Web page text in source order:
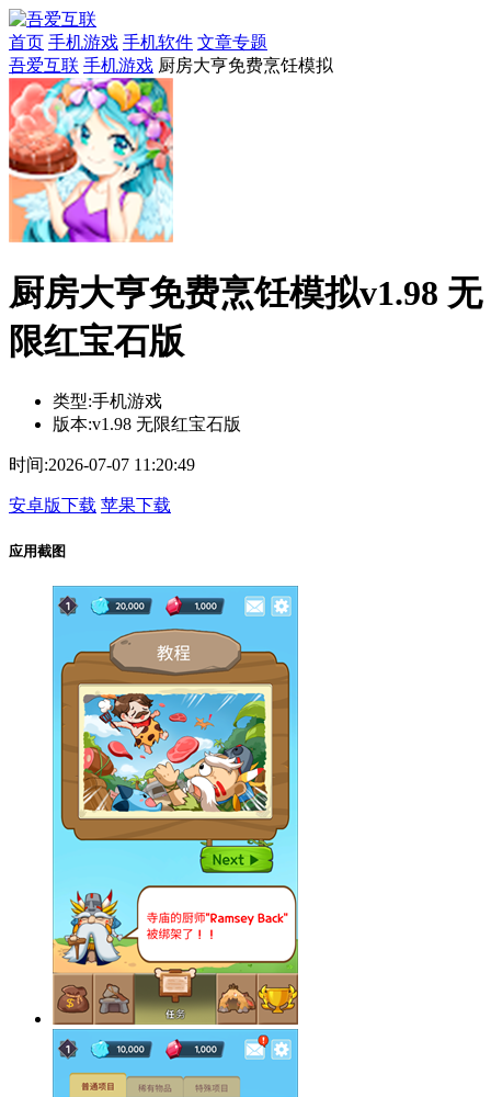
首页 手机游戏 手机软件 文章专题
吾爱互联 手机游戏 厨房大亨免费烹饪模拟
厨房大亨免费烹饪模拟v1.98 无
限红宝石版
类型:手机游戏
版本:v1.98 无限红宝石版
时间:2026-07-07 11:20:49
安卓版下载 苹果下载
应用截图